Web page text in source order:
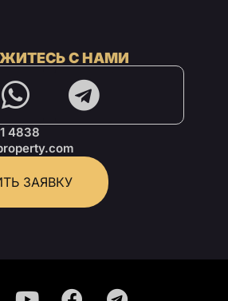
С НАМИ
4838
ЗАЯВКУ